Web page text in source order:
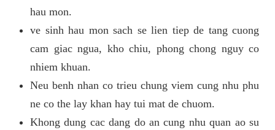
hau mon.
ve sinh hau mon sach se lien tiep de tang cuong
cam giac ngua, kho chiu, phong chong nguy co
nhiem khuan.
Neu benh nhan co trieu chung viem cung nhu phu
ne co the lay khan hay tui mat de chuom.
Khong dung cac dang do an cung nhu quan ao su